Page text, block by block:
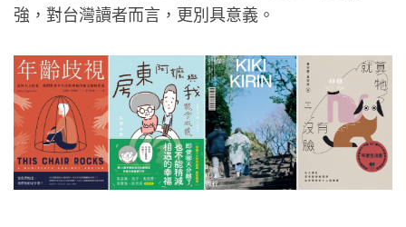
強，對台灣讀者而言，更別具意義。